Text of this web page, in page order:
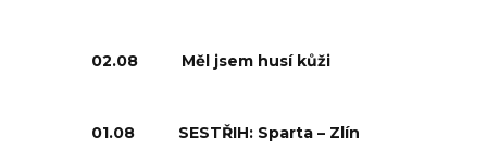
02.08 Měl jsem husí kůži
01.08 SESTŘIH: Sparta – Zlín